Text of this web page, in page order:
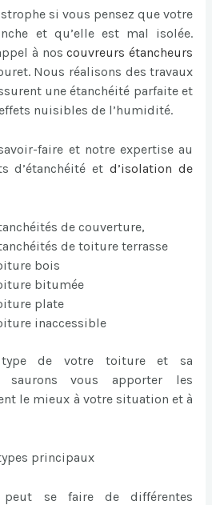
si vous pensez que votre
et qu’elle est mal isolée.
à nos couvreurs étancheurs
Nous réalisons des travaux
une étanchéité parfaite et
nuisibles de l’humidité.
faire et notre expertise au
d’étanchéité etd’isolation de
de couverture,
de toiture terrasse
bois
bitumée
plate
inaccessible
de votre toiture et sa
saurons vous apporter les
le mieux à votre situation et à
principaux
peut se faire de différentes